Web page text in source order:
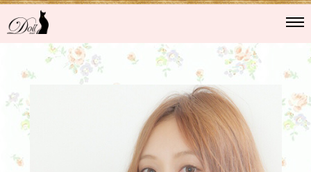
Doll hair（東心斎橋）
ドールヘアーについて
スタッフ